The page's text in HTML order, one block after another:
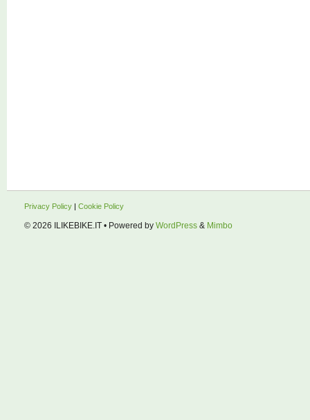
Privacy Policy Cookie Policy
© 2026 ILIKEBIKE.IT • Powered by WordPress & Mimbo